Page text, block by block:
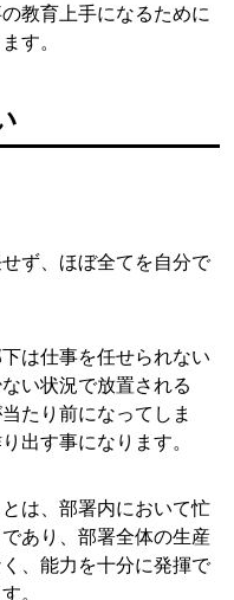
教育上手になるために
す。
ず、ほぼ全てを自分で
は仕事を任せられない
い状況で放置される
たり前になってしま
出す事になります。
は、部署内において忙
あり、部署全体の生産
、能力を十分に発揮で
。